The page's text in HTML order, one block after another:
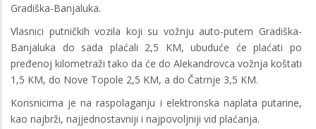
Gradiška-Banjaluka.
Vlasnici putničkih vozila koji su vožnju auto-putem Gradiška-
Banjaluka do sada plaćali 2,5 KM, ubuduće će plaćati po
pređenoj kilometraži tako da će do Alekandrovca vožnja koštati
1,5 KM, do Nove Topole 2,5 KM, a do Čatrnje 3,5 KM.
Korisnicima je na raspolaganju i elektronska naplata putarine,
kao najbrži, najjednostavniji i najpovoljniji vid plaćanja.